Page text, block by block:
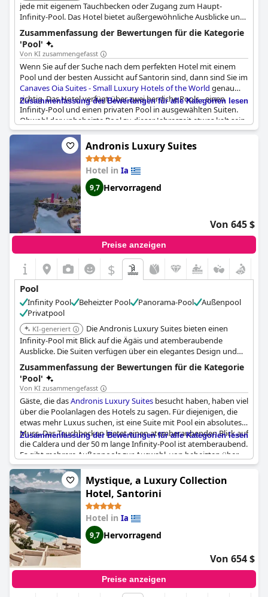
jede mit eigenem Tauchbecken oder Zugang zum Haupt-
Infinity-Pool. Das Hotel bietet außergewöhnliche Ausblicke und
erstklassige Annehmlichkeiten für einen unvergesslichen
Aufenthalt.
Zusammenfassung der Bewertungen für die Kategorie
'Pool'
Von KI zusammengefasst
Wenn Sie auf der Suche nach dem perfekten Hotel mit einem
Pool und der besten Aussicht auf Santorin sind, dann sind Sie im
Canaves Oia Suites - Small Luxury Hotels of the World genau
richtig. Das Hotel verfügt über zwei herrliche Pools - einen
Infinity-Pool und einen privaten Pool in ausgewählten Suiten.
Obwohl der unbeheizte Pool zu dieser Jahreszeit etwas kalt sein
könnte, lieben die Gäste den schönen Poolbereich und die
Sonnenliegen. Der Infinity-Pool ist besonders Instagram-
tauglich und wurde als einer der schönsten der Insel bezeichnet.
Einige Bewertungen erwähnen die private Terrasse mit einem
fantastischen Infinity-Pool, während andere die zwei
Swimmingpools schätzen, die allen Gästen zur Verfügung
stehen. Ob Sie nun die Aussicht genießen oder ein Bad nehmen,
die sauberen und angenehmen Pools im
Small Luxury Hotels of the World
lassen.
Zusammenfassung der Bewertungen für alle Kategorien lesen
Andronis Luxury Suites
Hotel in Ia
9,7 Hervorragend
Von 645 $
Preise anzeigen
$
Pool
Infinity Pool Beheizter Pool Panorama-Pool
Außenpool
Privatpool
KI-generiert
Die Andronis Luxury Suites bieten einen
Infinity-Pool mit Blick auf die Ägäis und atemberaubende
Ausblicke. Die Suiten verfügen über ein elegantes Design und
luxuriöse Annehmlichkeiten, die ein unvergessliches Erlebnis am
Pool gewährleisten.
Zusammenfassung der Bewertungen für die Kategorie
'Pool'
Von KI zusammengefasst
Gäste, die dasAndronis Luxury Suites besucht haben, haben viel
über die Poolanlagen des Hotels zu sagen. Für diejenigen, die
etwas mehr Luxus suchen, ist eine Suite mit Pool ein absolutes
Muss. Das Tauchbecken bietet einen atemberaubenden Blick auf
die Caldera und der 50 m lange Infinity-Pool ist atemberaubend.
Es gibt mehrere Außenpools zur Auswahl, von beheizten über
private bis hin zu Infinity-Pools. Die privaten Pools sind
besonders beeindruckend und auch der Gemeinschaftspool ist
wunderschön. Die Gäste sollten jedoch wissen, dass der Pool um
18 Uhr geschlossen wird. Alles in allem bietet das
Luxury Suitesviele fantastische Pools, die die Gäste genießen
können.
Zusammenfassung der Bewertungen für alle Kategorien lesen
Mystique, a Luxury Collection
Hotel, Santorini
Hotel in Ia
9,7 Hervorragend
Von 654 $
Preise anzeigen